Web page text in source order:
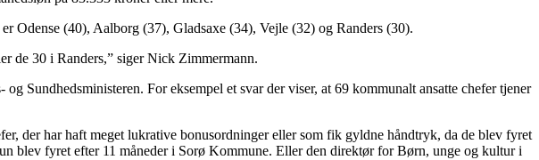
Odense (40), Aalborg (37), Gladsaxe (34), Vejle (32) og Randers (30).
de 30 i Randers,” siger Nick Zimmermann.
Sundhedsministeren. For eksempel et svar der viser, at 69 kommunalt ansatte chefer tjener
der har haft meget lukrative bonusordninger eller som fik gyldne håndtryk, da de blev fyret
blev fyret efter 11 måneder i Sorø Kommune. Eller den direktør for Børn, unge og kultur i